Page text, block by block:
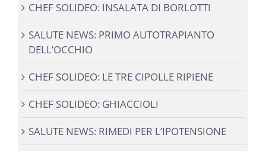
CHEF SOLIDEO: INSALATA DI BORLOTTI
SALUTE NEWS: PRIMO AUTOTRAPIANTO
DELL’OCCHIO
CHEF SOLIDEO: LE TRE CIPOLLE RIPIENE
CHEF SOLIDEO: GHIACCIOLI
SALUTE NEWS: RIMEDI PER L’IPOTENSIONE